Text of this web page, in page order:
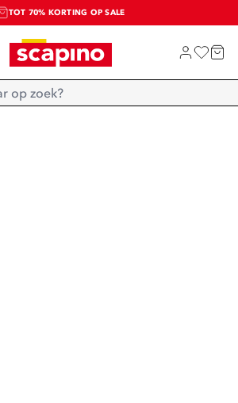
TOT 70% KORTING OP SALE
SALE: LAATSTE KANS!
SHOP NIEUW
Home